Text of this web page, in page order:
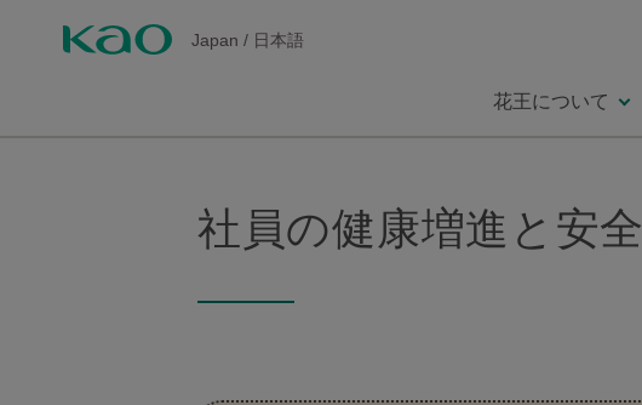
Japan / 日本語
花王について
社員の健康増進と安全